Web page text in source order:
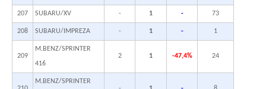
207 SUBARU/XV - 1 - 73
208 SUBARU/IMPREZA - 1 - 1
209
M.BENZ/SPRINTER
416
2 1 -47,4% 24
M.BENZ/SPRINTER